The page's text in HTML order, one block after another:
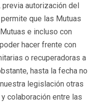
autorización del
que las Mutuas
e incluso con
hacer frente con
o recuperadoras a
hasta la fecha no
legislación otras
colaboración entre las